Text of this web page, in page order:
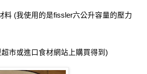
料 (我使用的是fissler六公升容量的壓力
市或進口食材網站上購買得到 )